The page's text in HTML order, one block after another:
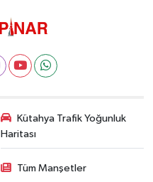
Kütahya Trafik Yoğunluk
Haritası
Tüm Manşetler